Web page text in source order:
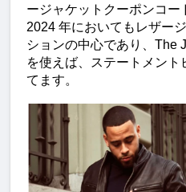
ージャケットクーポンコー
2024 年においてもレザー
ションの中心であり、The
を使えば、ステートメン
てます。